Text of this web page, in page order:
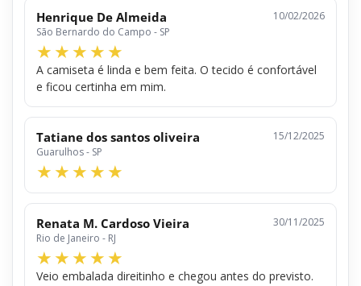
Henrique De Almeida
São Bernardo do Campo - SP
10/02/2026
A camiseta é linda e bem feita. O tecido é confortável
e ficou certinha em mim.
Tatiane dos santos oliveira
Guarulhos - SP
15/12/2025
Renata M. Cardoso Vieira
Rio de Janeiro - RJ
30/11/2025
Veio embalada direitinho e chegou antes do previsto.